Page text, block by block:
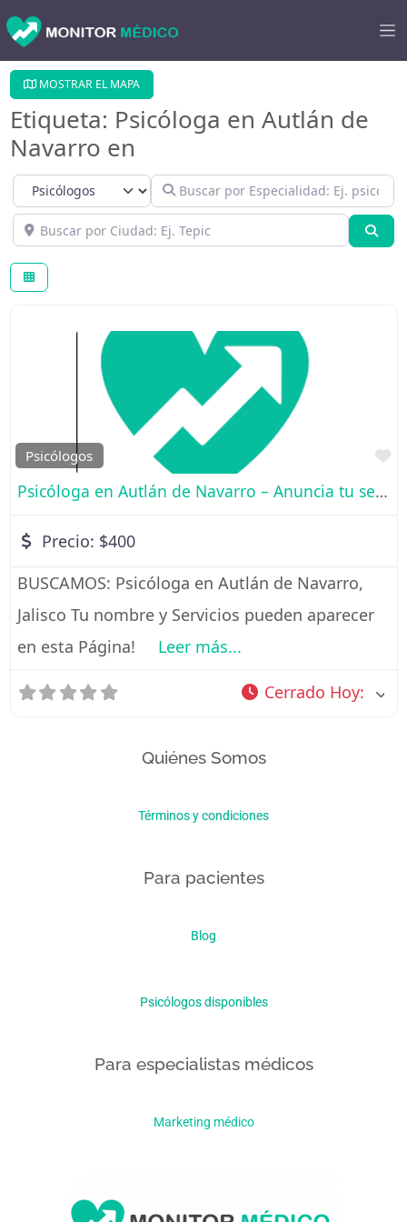
MOSTRAR EL MAPA
Etiqueta: Psicóloga en Autlán de
Navarro en
Select search type Buscar por Especialidad: Ej. psicológo
Buscar por Ciudad: Ej. Tepic
Psicólogos
Psicóloga en Autlán de Navarro – Anuncia tu servicio de consulta aquí
Precio: $400
BUSCAMOS: Psicóloga en Autlán de Navarro,
Jalisco Tu nombre y Servicios pueden aparecer
en esta Página! Leer más...
Cerrado Hoy:
Quiénes Somos
Términos y condiciones
Para pacientes
Blog
Psicólogos disponibles
Para especialistas médicos
Marketing médico